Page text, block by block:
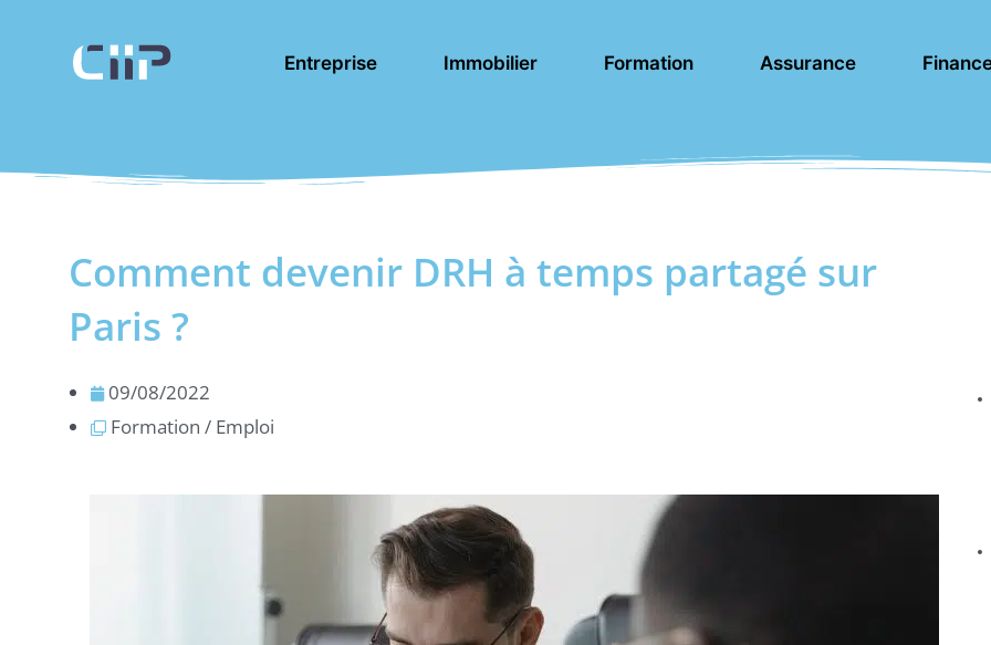
Entreprise Immobilier Formation Assurance
Comment devenir DRH à temps partagé sur
Paris ?
09/08/2022
Formation / Emploi